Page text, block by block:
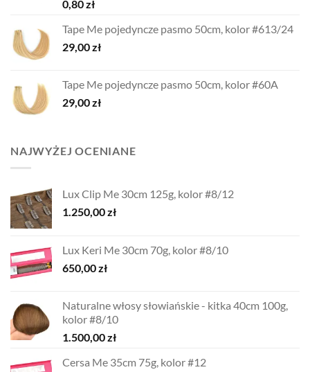
0,80zł
Tape Me pojedyncze pasmo 50cm, kolor #613/24
29,00zł
Tape Me pojedyncze pasmo 50cm, kolor #60A
29,00zł
NAJWYŻEJ OCENIANE
Lux Clip Me 30cm 125g, kolor #8/12
1.250,00zł
Lux Keri Me 30cm 70g, kolor #8/10
650,00zł
Naturalne włosy słowiańskie - kitka 40cm 100g,
kolor #8/10
1.500,00zł
Cersa Me 35cm 75g, kolor #12